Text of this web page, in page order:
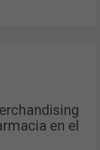
en el